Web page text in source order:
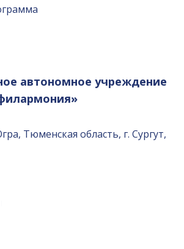
автономное учреждение
Тюменская область, г. Сургут,